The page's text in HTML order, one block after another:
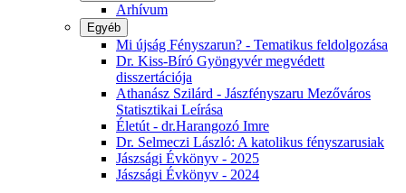
Arhívum
Egyéb
Mi újság Fényszarun? - Tematikus feldolgozása
Dr. Kiss-Bíró Gyöngyvér megvédett
disszertációja
Athanász Szilárd - Jászfényszaru Mezőváros
Statisztikai Leírása
Életút - dr.Harangozó Imre
Dr. Selmeczi László: A katolikus fényszarusiak
Jászsági Évkönyv - 2025
Jászsági Évkönyv - 2024